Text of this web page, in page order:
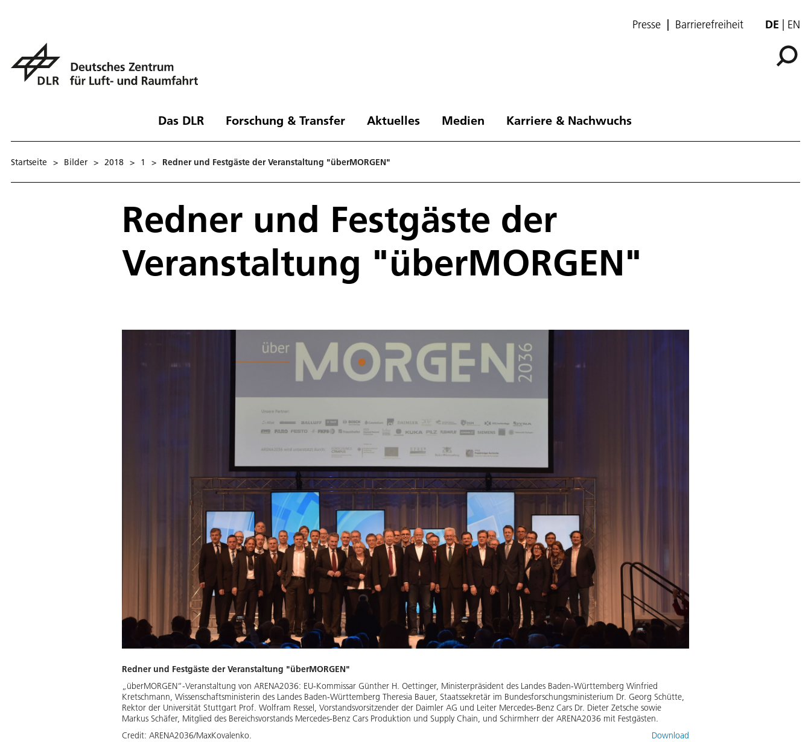
Presse Barrierefreiheit DE EN
Das DLR Forschung & Transfer Aktuelles Medien Karriere & Nachwuchs
Startseite > Bilder > 2018 > 1 > Redner und Festgäste der Veranstaltung "überMORGEN"
Redner und Festgäste der
Veranstaltung "überMORGEN"
Redner und Festgäste der Veranstaltung "überMORGEN"
„überMORGEN“-Veranstaltung von ARENA2036: EU-Kommissar Günther H. Oettinger, Ministerpräsident des Landes Baden-Württemberg Winfried
Kretschmann, Wissenschaftsministerin des Landes Baden-Württemberg Theresia Bauer, Staatssekretär im Bundesforschungsministerium Dr. Georg Schütte,
Rektor der Universität Stuttgart Prof. Wolfram Ressel, Vorstandsvorsitzender der Daimler AG und Leiter Mercedes-Benz Cars Dr. Dieter Zetsche sowie
Markus Schäfer, Mitglied des Bereichsvorstands Mercedes-Benz Cars Produktion und Supply Chain, und Schirmherr der ARENA2036 mit Festgästen.
Credit: ARENA2036/MaxKovalenko. Download